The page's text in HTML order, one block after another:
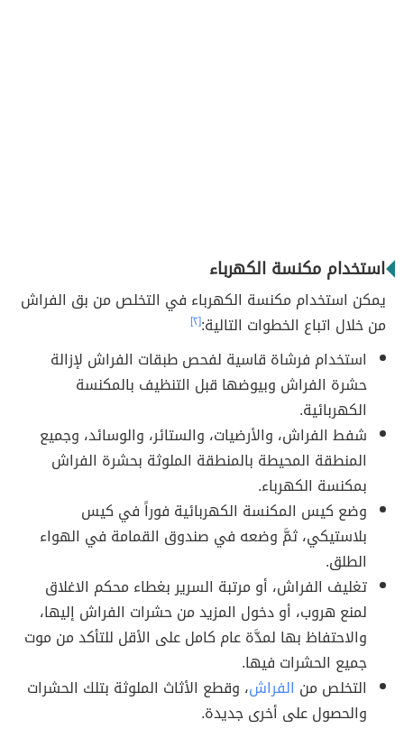
استخدام مكنسة الكهرباء
يمكن استخدام مكنسة الكهرباء في التخلص من بق الفراش
من خلال اتباع الخطوات التالية:[٢]
استخدام فرشاة قاسية لفحص طبقات الفراش لإزالة
حشرة الفراش وبيوضها قبل التنظيف بالمكنسة
الكهربائية.
شفط الفراش، والأرضيات، والستائر، والوسائد، وجميع
المنطقة المحيطة بالمنطقة الملوثة بحشرة الفراش
بمكنسة الكهرباء.
وضع كيس المكنسة الكهربائية فوراً في كيس
بلاستيكي، ثمَّ وضعه في صندوق القمامة في الهواء
الطلق.
تغليف الفراش، أو مرتبة السرير بغطاء محكم الاغلاق
لمنع هروب، أو دخول المزيد من حشرات الفراش إليها،
والاحتفاظ بها لمدَّة عام كامل على الأقل للتأكد من موت
جميع الحشرات فيها.
التخلص من الفراش، وقطع الأثاث الملوثة بتلك الحشرات
والحصول على أخرى جديدة.